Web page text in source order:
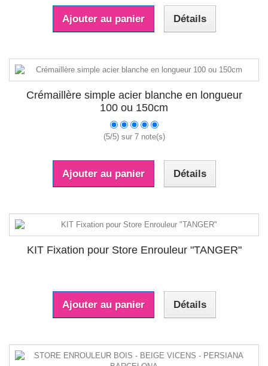
Ajouter au panier Détails
Crémaillère simple acier blanche en longueur
100 ou 150cm
(5/5) sur 7note(s)
Ajouter au panier Détails
KIT Fixation pour Store Enrouleur "TANGER"
Ajouter au panier Détails